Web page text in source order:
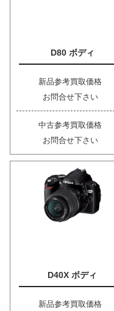
D80 ボディ
新品参考買取価格
お問合せ下さい
中古参考買取価格
お問合せ下さい
D40X ボディ
新品参考買取価格